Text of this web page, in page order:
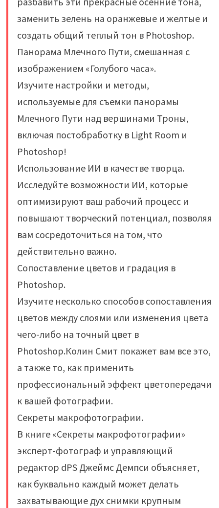
заменить зелень на оранжевые и желтые и
создать общий теплый тон в Photoshop.
Панорама Млечного Пути, смешанная с
изображением «Голубого часа».
Изучите настройки и методы,
используемые для съемки панорамы
Млечного Пути над вершинами Троны,
включая постобработку в Light Room и
Photoshop!
Использование ИИ в качестве творца.
Исследуйте возможности ИИ, которые
оптимизируют ваш рабочий процесс и
повышают творческий потенциал, позволяя
вам сосредоточиться на том, что
действительно важно.
Сопоставление цветов и градация в
Photoshop.
Изучите несколько способов сопоставления
цветов между слоями или изменения цвета
чего-либо на точный цвет в
Photoshop.Колин Смит покажет вам все это,
а также то, как применить
профессиональный эффект цветопередачи
к вашей фотографии.
Секреты макрофотографии.
В книге «Секреты макрофотографии»
эксперт-фотограф и управляющий
редактор dPS Джеймс Демпси объясняет,
как буквально каждый может делать
захватывающие дух снимки крупным